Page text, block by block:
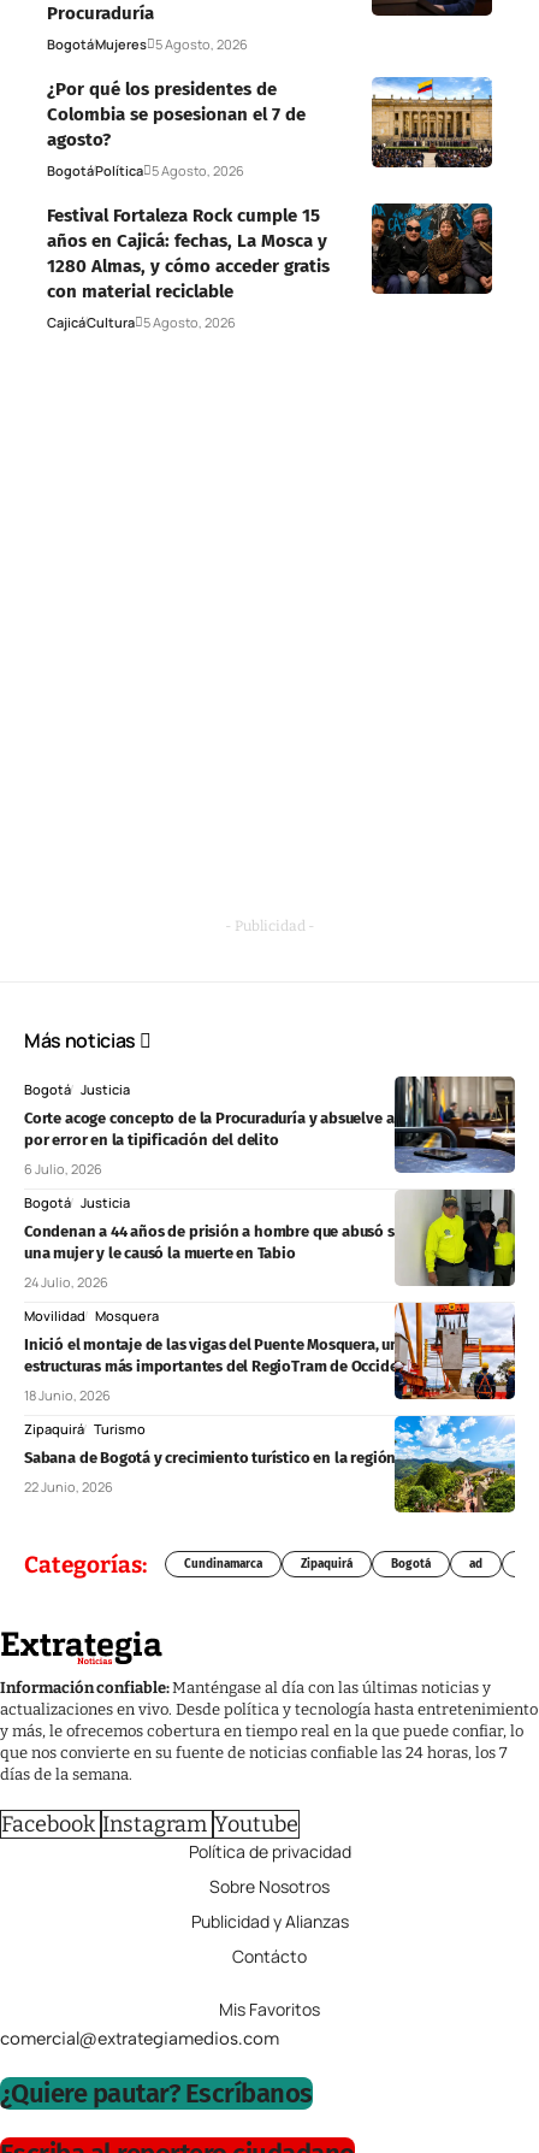
Procuraduría
BogotáMujeres 5 Agosto, 2026
¿Por qué los presidentes de
Colombia se posesionan el 7 de
agosto?
BogotáPolítica 5 Agosto, 2026
Festival Fortaleza Rock cumple 15
años en Cajicá: fechas, La Mosca y
1280 Almas, y cómo acceder gratis
con material reciclable
CajicáCultura 5 Agosto, 2026
- Publicidad -
Más noticias
Bogotá Justicia
Corte acoge concepto de la Procuraduría y absuelve a dos procesados
por error en la tipificación del delito
6 Julio, 2026
Bogotá Justicia
Condenan a 44 años de prisión a hombre que abusó sexualmente de
una mujer y le causó la muerte en Tabio
24 Julio, 2026
Movilidad Mosquera
Inició el montaje de las vigas del Puente Mosquera, una de las
estructuras más importantes del RegioTram de Occidente
18 Junio, 2026
Zipaquirá Turismo
Sabana de Bogotá y crecimiento turístico en la región durante 2026
22 Junio, 2026
Categorías: Cundinamarca Zipaquirá Bogotá ad
Información confiable:Manténgase al día con las últimas noticias y
actualizaciones en vivo. Desde política y tecnología hasta entretenimiento
y más, le ofrecemos cobertura en tiempo real en la que puede confiar, lo
que nos convierte en su fuente de noticias confiable las 24 horas, los 7
días de la semana.
Facebook Instagram Youtube
Política de privacidad
Sobre Nosotros
Publicidad y Alianzas
Contácto
Mis Favoritos
comercial@extrategiamedios.com
¿Quiere pautar? Escríbanos